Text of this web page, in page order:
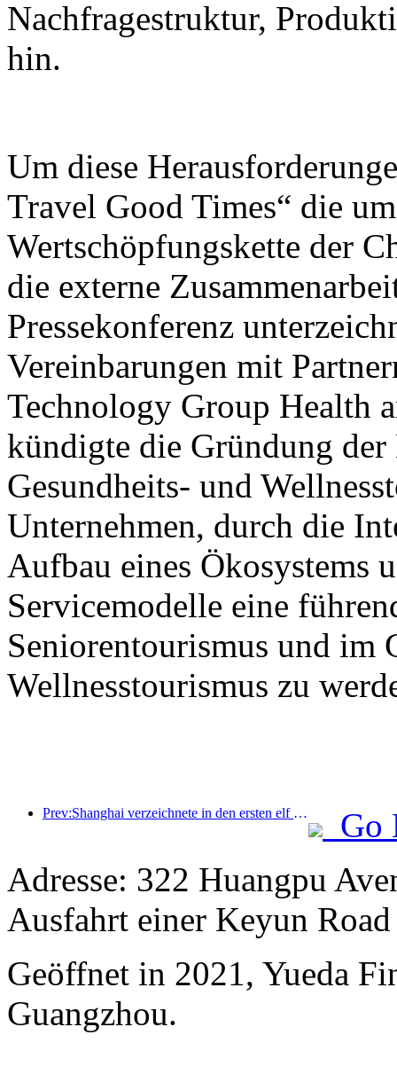
Nachfragestruktur,
hin.
Um diese
Travel Good Times“ die
Wertschöpfungskette der
die externe
Pressekonferenz
Vereinbarungen mit
Technology Group Health
kündigte die Gründung
Gesundheits- und
Unternehmen, durch die
Aufbau eines
Servicemodelle eine
Seniorentourismus und im
Wellnesstourismus zu
Prev:Shanghai verzeichnete in den ersten elf Monaten des Jahres 8,282 Millionen ankommende Touristen und übertraf damit die anfänglichen Erwartungen.
Go
Adresse: 322 Huangpu
Ausfahrt einer Keyun
Geöffnet in 2021, Yueda
Guangzhou.